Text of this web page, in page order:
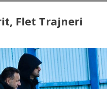
Flet Trajneri